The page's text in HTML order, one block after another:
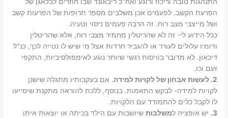
הפרעת הקשב. לפעמים אכן משלבים מספר תרופות של הפרעות קשב
ושל מייצבי מצב רוח. זה הרבה פעמים ניסוי וטעיה.
ככל הידוע לי- זה לא שהריטלין מחמיר מצבי רוח, אלא שהריטלין
ודומיו עלולים לעורר או להגביר חרדות אצל מי שיש לו נטייה לכך, כנ"ל
דיכאון. לא מדובר בוויסות רגשי שיותר נוגע לאימפולסיביות, התקפי
זעם וכו.
2. לעשות אבחון של לקויות למידה.
אם בעקבותיו מתגלה שישנן
לקויות למידה- לבקש התאמות. בנוסף, ללכת להוראה מתקנת שיסייעו
לו לקבל כלים להתמודד עם הלקויות.
3.
יש אופציה למשלבות שיושבות עם הילד בכיתה או יוצאות איתו